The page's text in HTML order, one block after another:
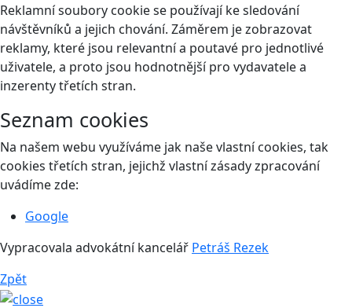
Reklamní soubory cookie se používají ke sledování
návštěvníků a jejich chování. Záměrem je zobrazovat
reklamy, které jsou relevantní a poutavé pro jednotlivé
uživatele, a proto jsou hodnotnější pro vydavatele a
inzerenty třetích stran.
Seznam cookies
Na našem webu využíváme jak naše vlastní cookies, tak
cookies třetích stran, jejichž vlastní zásady zpracování
uvádíme zde:
Google
Vypracovala advokátní kancelář Petráš Rezek
Zpět